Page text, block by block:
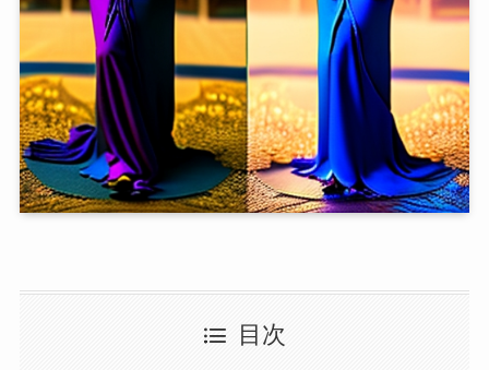
目次